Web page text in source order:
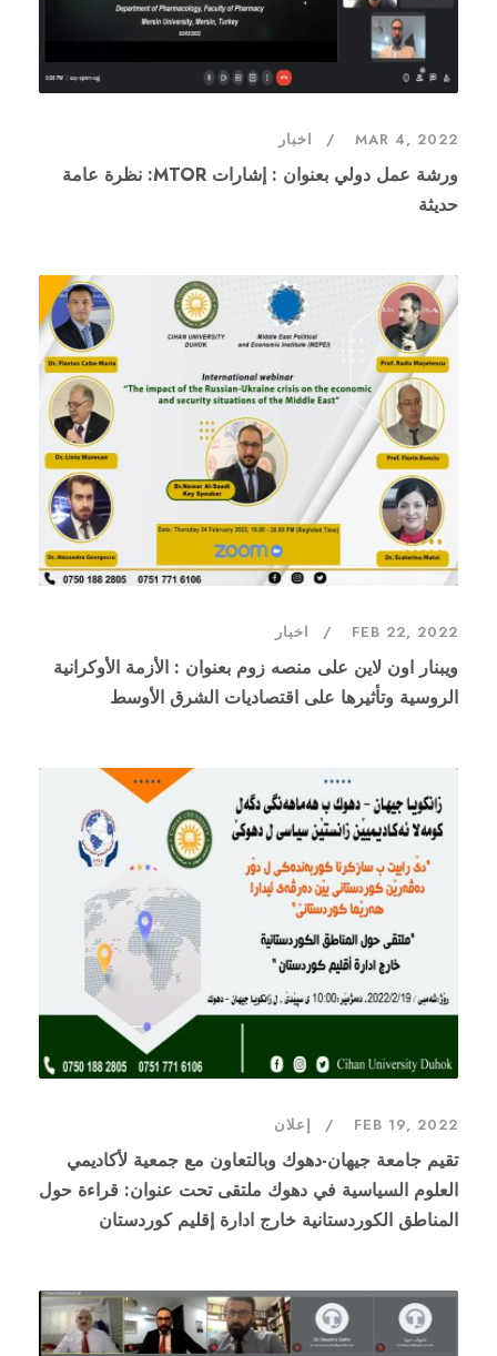
MAR 4, 2022 اخبار
ورشة عمل دولي بعنوان : إشارات MTOR: نظرة عامة
حديثة
FEB 22, 2022 اخبار
ويبنار اون لاين على منصه زوم بعنوان : الأزمة الأوكرانية
الروسية وتأثيرها على اقتصاديات الشرق الأوسط
FEB 19, 2022 إعلان
تقيم جامعة جيهان-دهوك وبالتعاون مع جمعية لأكاديمي
العلوم السياسية في دهوك ملتقى تحت عنوان: قراءة حول
المناطق الكوردستانية خارج ادارة إقليم كوردستان